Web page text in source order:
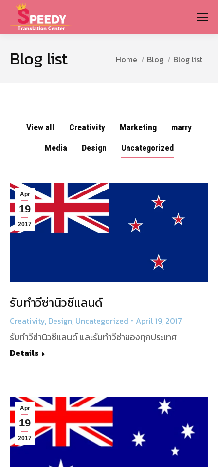
Blog list You are here:
Home Blog Blog list
View all Creativity Marketing
marry
Media
Design Uncategorized
Apr
19
2017
รับทำวีซ่านิวซีแลนด์
Creativity, Design, Uncategorized April 19, 2017
รับทำวีซ่านิวซีแลนด์ และรับทำวีซ่าของทุกประเทศ
Details
Apr
19
2017